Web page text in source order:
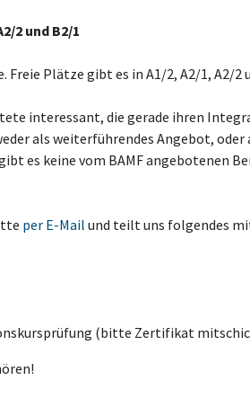
2 und B2/1
Freie Plätze gibt es in A1/2, A2/1, A2/2
interessant, die gerade ihren
als weiterführendes Angebot, oder
es keine vom BAMF angebotenen
per E-Mail und teilt uns folgendes
(bitte Zertifikat